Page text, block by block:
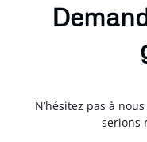
N’hésitez pas à
serions